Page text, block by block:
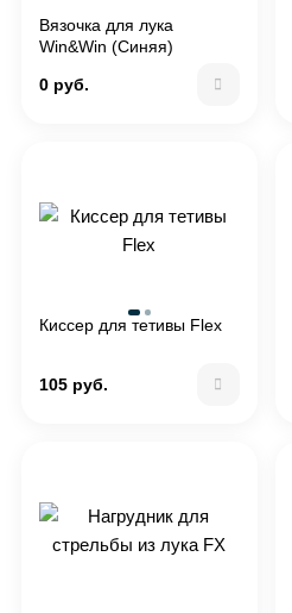
Вязочка для лука
Win&Win (Синяя)
0 руб.
Киссер для тетивы Flex
105 руб.